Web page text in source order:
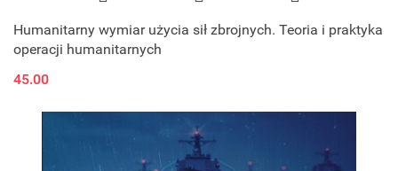
Humanitarny wymiar użycia sił zbrojnych. Teoria i praktyka
operacji humanitarnych
45.00